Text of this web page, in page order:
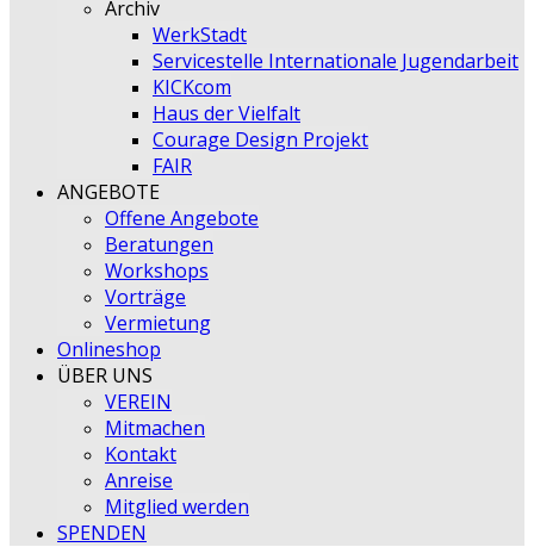
Archiv
WerkStadt
Servicestelle Internationale Jugendarbeit
KICKcom
Haus der Vielfalt
Courage Design Projekt
FAIR
ANGEBOTE
Offene Angebote
Beratungen
Workshops
Vorträge
Vermietung
Onlineshop
ÜBER UNS
VEREIN
Mitmachen
Kontakt
Anreise
Mitglied werden
SPENDEN